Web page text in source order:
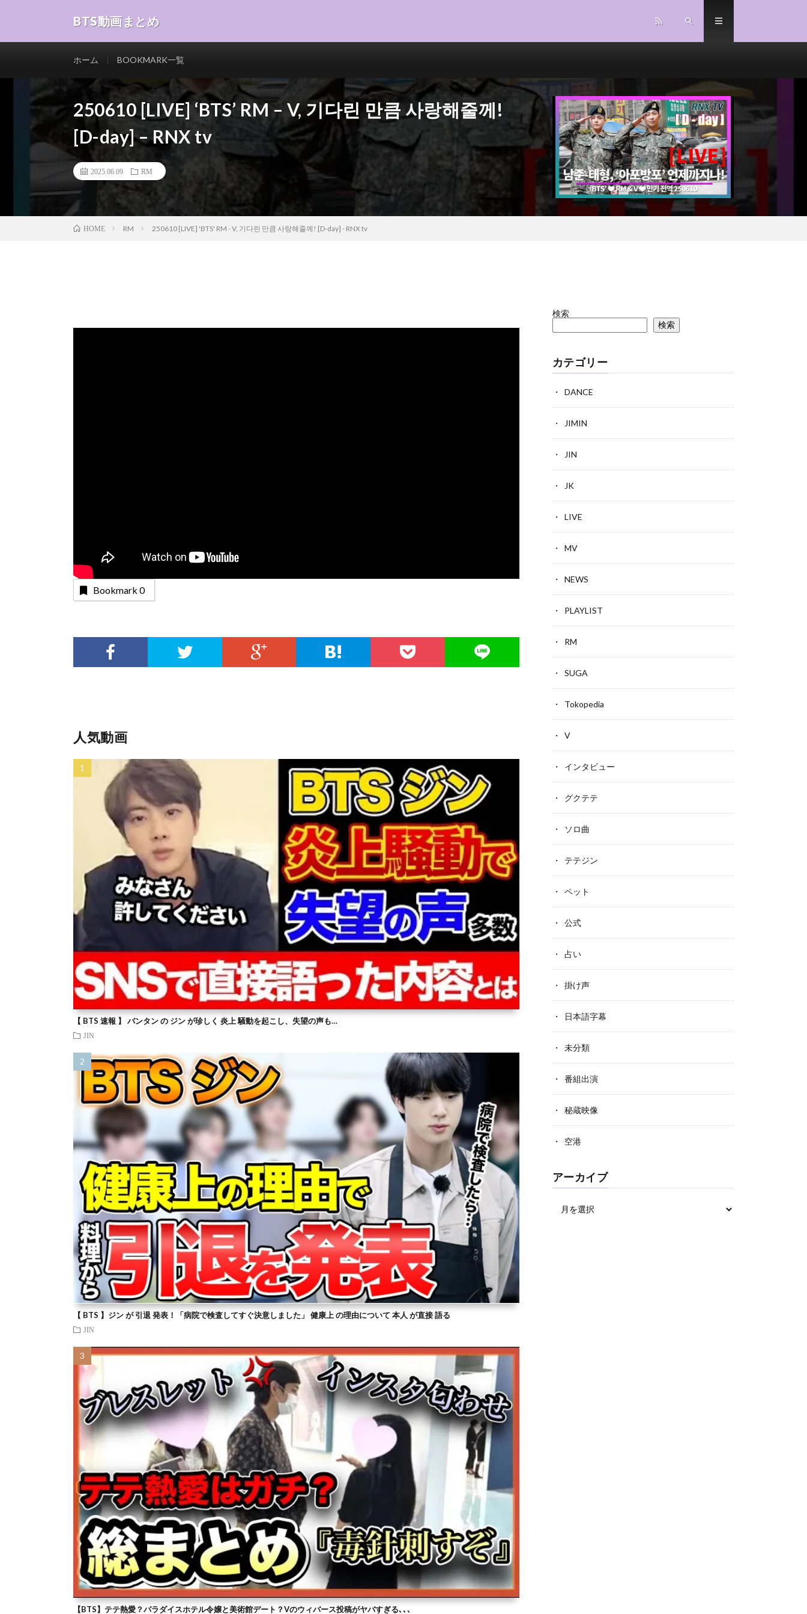
BTS動画まとめ
ホーム BOOKMARK一覧
250610 [LIVE] ‘BTS’ RM – V, 기다린 만큼 사랑해줄께!
[D-day] – RNX tv
2025.06.09 RM
HOME RM 250610 [LIVE] 'BTS' RM - V, 기다린 만큼 사랑해줄께! [D-day] - RNX tv
Bookmark 0
人気動画
【 BTS 速報 】 バンタン の ジン が珍しく 炎上 騒動を起こし、失望の声も…
JIN
【 BTS 】ジン が 引退 発表！「病院で検査してすぐ決意しました」 健康上 の理由について 本人 が直接 語る
JIN
【BTS】テテ熱愛？パラダイスホテル令嬢と美術館デート？Vのウィバース投稿がヤバすぎる､､､
検索
検索
カテゴリー
DANCE
JIMIN
JIN
JK
LIVE
MV
NEWS
PLAYLIST
RM
SUGA
Tokopedia
V
インタビュー
グクテテ
ソロ曲
テテジン
ペット
公式
占い
掛け声
日本語字幕
未分類
番組出演
秘蔵映像
空港
アーカイブ